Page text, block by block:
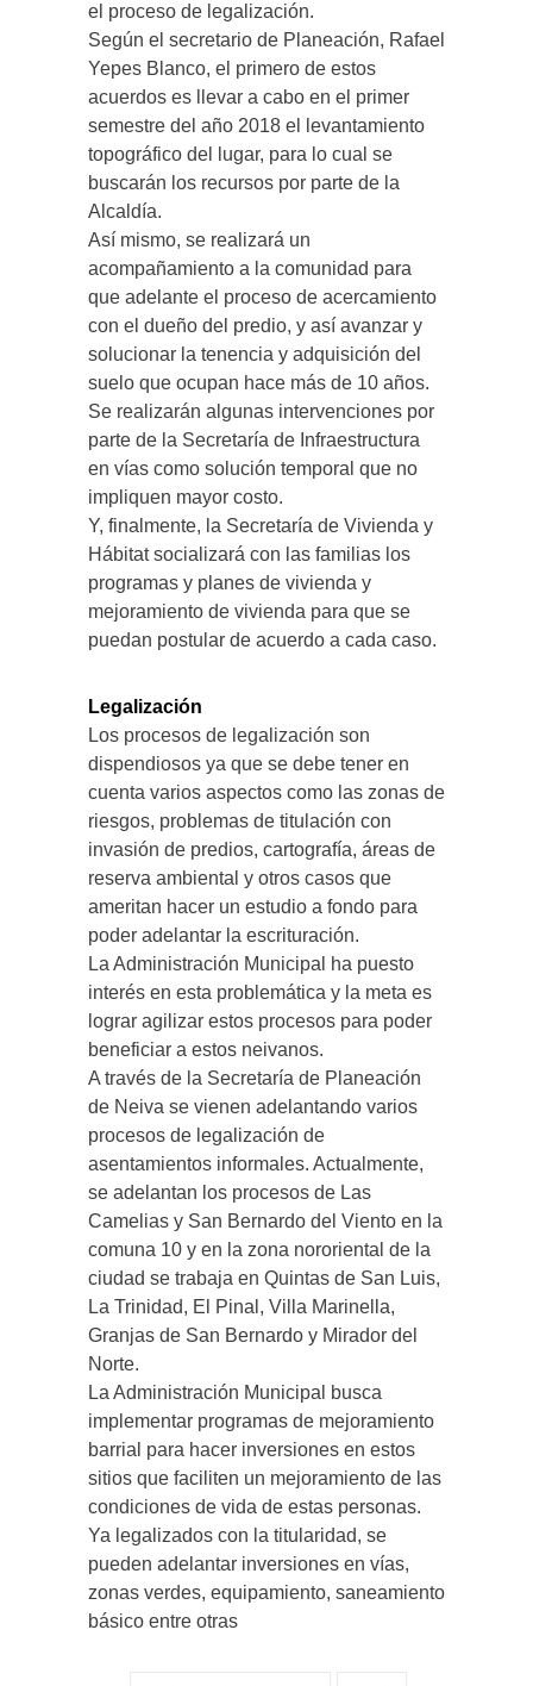
el proceso de legalización.
Según el secretario de Planeación, Rafael
Yepes Blanco, el primero de estos
acuerdos es llevar a cabo en el primer
semestre del año 2018 el levantamiento
topográfico del lugar, para lo cual se
buscarán los recursos por parte de la
Alcaldía.
Así mismo, se realizará un
acompañamiento a la comunidad para
que adelante el proceso de acercamiento
con el dueño del predio, y así avanzar y
solucionar la tenencia y adquisición del
suelo que ocupan hace más de 10 años.
Se realizarán algunas intervenciones por
parte de la Secretaría de Infraestructura
en vías como solución temporal que no
impliquen mayor costo.
Y, finalmente, la Secretaría de Vivienda y
Hábitat socializará con las familias los
programas y planes de vivienda y
mejoramiento de vivienda para que se
puedan postular de acuerdo a cada caso.
Legalización
Los procesos de legalización son
dispendiosos ya que se debe tener en
cuenta varios aspectos como las zonas de
riesgos, problemas de titulación con
invasión de predios, cartografía, áreas de
reserva ambiental y otros casos que
ameritan hacer un estudio a fondo para
poder adelantar la escrituración.
La Administración Municipal ha puesto
interés en esta problemática y la meta es
lograr agilizar estos procesos para poder
beneficiar a estos neivanos.
A través de la Secretaría de Planeación
de Neiva se vienen adelantando varios
procesos de legalización de
asentamientos informales. Actualmente,
se adelantan los procesos de Las
Camelias y San Bernardo del Viento en la
comuna 10 y en la zona nororiental de la
ciudad se trabaja en Quintas de San Luis,
La Trinidad, El Pinal, Villa Marinella,
Granjas de San Bernardo y Mirador del
Norte.
La Administración Municipal busca
implementar programas de mejoramiento
barrial para hacer inversiones en estos
sitios que faciliten un mejoramiento de las
condiciones de vida de estas personas.
Ya legalizados con la titularidad, se
pueden adelantar inversiones en vías,
zonas verdes, equipamiento, saneamiento
básico entre otras